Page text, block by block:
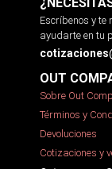
Escríbenos y
ayudarte en tu
OUT
Sobre Out
Términos y
Devoluciones
Cotizaciones y